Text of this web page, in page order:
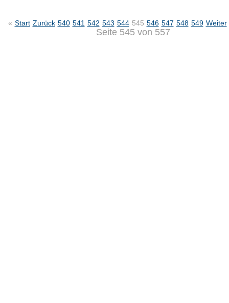
« Start Zurück 540 541 542 543 544 545 546 547 548 549 Weiter
Seite 545 von 557